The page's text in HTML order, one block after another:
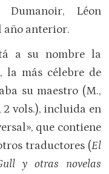
Léon
anterior.
a su nombre la
, la más célebre de
su maestro (M.,
2 vols.), incluida en
que contiene
traductores (El
y otras novelas